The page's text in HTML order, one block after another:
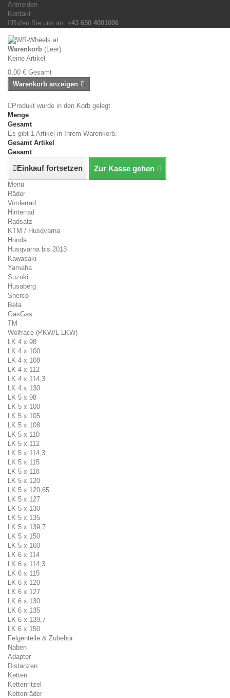
Anmelden
Kontakt
Rufen Sie uns an: +43 650 4001006
Warenkorb (Leer)
Keine Artikel
0,00 € Gesamt
Warenkorb anzeigen
Produkt wurde in den Korb gelegt
Menge
Gesamt
Es gibt 1 Artikel in Ihrem Warenkorb.
Gesamt Artikel
Gesamt
Einkauf fortsetzen Zur Kasse gehen
Menü
Räder
Vorderrad
Hinterrad
Radsatz
KTM / Husqvarna
Honda
Husqvarna bis 2013
Kawasaki
Yamaha
Suzuki
Husaberg
Sherco
Beta
GasGas
TM
Wolfrace (PKW/L-LKW)
LK 4 x 98
LK 4 x 100
LK 4 x 108
LK 4 x 112
LK 4 x 114,3
LK 4 x 130
LK 5 x 98
LK 5 x 100
LK 5 x 105
LK 5 x 108
LK 5 x 110
LK 5 x 112
LK 5 x 114,3
LK 5 x 115
LK 5 x 118
LK 5 x 120
LK 5 x 120,65
LK 5 x 127
LK 5 x 130
LK 5 x 135
LK 5 x 139,7
LK 5 x 150
LK 5 x 160
LK 6 x 114
LK 6 x 114,3
LK 6 x 115
LK 6 x 120
LK 6 x 127
LK 6 x 130
LK 6 x 135
LK 6 x 139,7
LK 6 x 150
Felgenteile & Zubehör
Naben
Adapter
Distanzen
Ketten
Kettenritzel
Kettenräder